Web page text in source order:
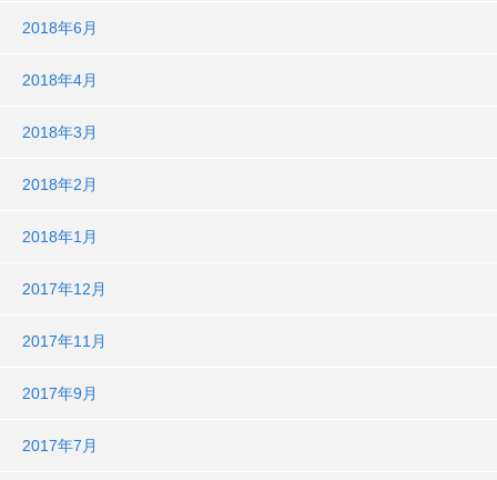
2018年6月
2018年4月
2018年3月
2018年2月
2018年1月
2017年12月
2017年11月
2017年9月
2017年7月